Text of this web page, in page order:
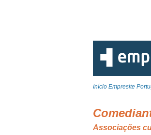
Início Empresite
Associações